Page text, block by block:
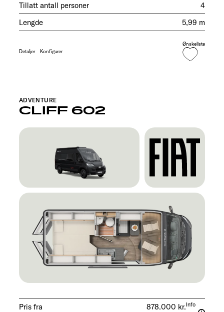
Tillatt antall personer
4
Lengde
5,99 m
Detaljer Konfigurer
Ønskeliste
CLIFF 602
ADVENTURE
Pris fra 878.000 kr.Info